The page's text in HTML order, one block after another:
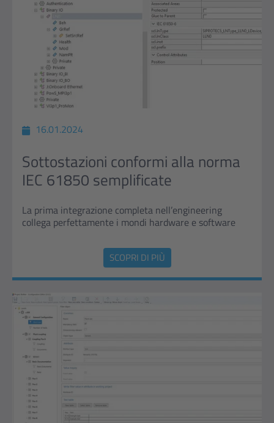
16.01.2024
Sottostazioni conformi alla norma
IEC 61850 semplificate
La prima integrazione completa nell’engineering
collega perfettamente i mondi hardware e software
SCOPRI DI PIÙ